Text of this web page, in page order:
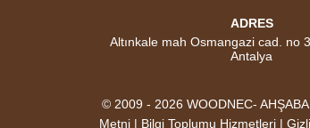
ADRES
Altınkale mah Osmangazi cad. no
Antalya
© 2009 - 2026 WOODNEC-
Metni | Bilgi Toplumu Hizmetleri |